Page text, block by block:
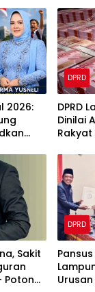
2026:
DPRD
‎DPRD
Dinilai
Rakyat
Sakit
Potong
DPRD